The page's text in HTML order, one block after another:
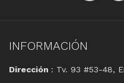
INFORMACIÓN
Dirección : Tv. 93 #53-48,